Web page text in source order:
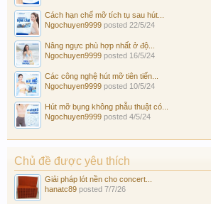
Cách hạn chế mỡ tích tụ sau hút...
Ngochuyen9999 posted 22/5/24
Nâng ngực phù hợp nhất ở độ...
Ngochuyen9999 posted 16/5/24
Các công nghệ hút mỡ tiên tiến...
Ngochuyen9999 posted 10/5/24
Hút mỡ bụng không phẫu thuật có...
Ngochuyen9999 posted 4/5/24
Chủ đề được yêu thích
Giải pháp lót nền cho concert...
hanatc89 posted 7/7/26